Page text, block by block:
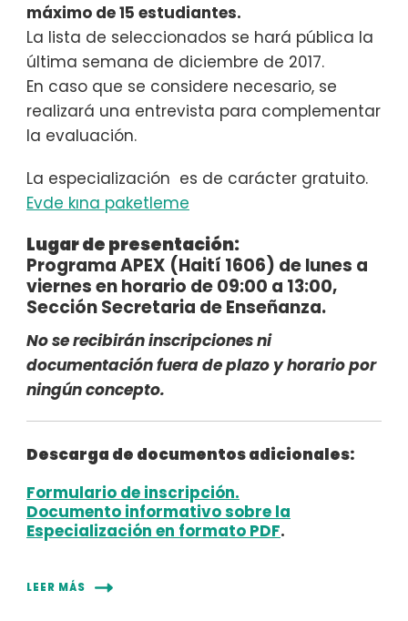
máximo de 15 estudiantes.
La lista de seleccionados se hará pública la
última semana de diciembre de 2017.
En caso que se considere necesario, se
realizará una entrevista para complementar
la evaluación.
La especialización es de carácter gratuito.
Evde kına paketleme
Lugar de presentación:
Programa APEX (Haití 1606) de lunes a
viernes en horario de 09:00 a 13:00,
Sección Secretaria de Enseñanza.
No se recibirán inscripciones ni
documentación fuera de plazo y horario por
ningún concepto.
Descarga de documentos adicionales:
Formulario de inscripción.
Documento informativo sobre la
Especialización en formato PDF.
LEER MÁS